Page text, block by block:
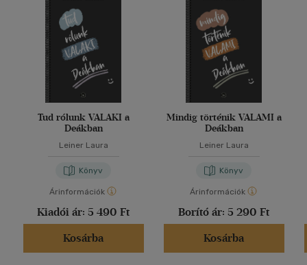
Tud rólunk VALAKI a
Deákban
Leiner Laura
Könyv
Árinformációk
Kiadói ár: 5 490 Ft
Kosárba
Mindig történik VALAMI a
Deákban
Leiner Laura
Könyv
Árinformációk
Borító ár: 5 290 Ft
Kosárba